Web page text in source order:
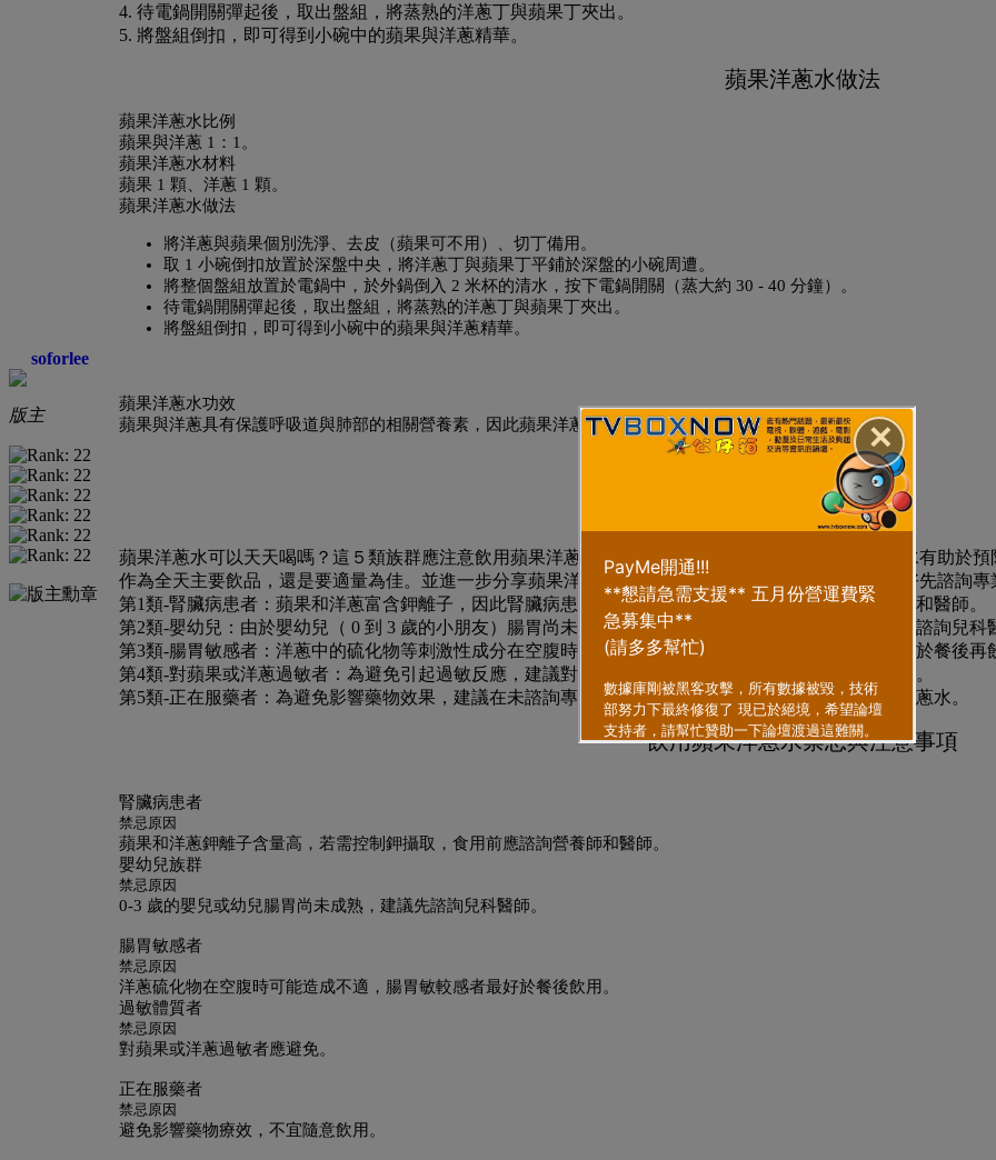
✕
soforlee
版主
4. 待電鍋開關彈起後，取出盤組，將蒸熟的洋蔥丁與蘋果丁夾出。
5. 將盤組倒扣，即可得到小碗中的蘋果與洋蔥精華。
蘋果洋蔥水做法
蘋果洋蔥水比例
蘋果與洋蔥 1：1。
蘋果洋蔥水材料
蘋果 1 顆、洋蔥 1 顆。
蘋果洋蔥水做法
將洋蔥與蘋果個別洗淨、去皮（蘋果可不用）、切丁備用。
取 1 小碗倒扣放置於深盤中央，將洋蔥丁與蘋果丁平鋪於深盤的小碗周遭。
將整個盤組放置於電鍋中，於外鍋倒入 2 米杯的清水，按下電鍋開關（蒸大約 30 - 40 分鐘）。
待電鍋開關彈起後，取出盤組，將蒸熟的洋蔥丁與蘋果丁夾出。
將盤組倒扣，即可得到小碗中的蘋果與洋蔥精華。
蘋果洋蔥水功效
蘋果與洋蔥具有保護呼吸道與肺部的相關營養素，因此蘋果洋蔥水有幫助預防與緩解感冒症狀的效果。
蘋果洋蔥水可以天天喝嗎？這５類族群應注意飲用蘋果洋蔥水禁忌 不過，胡淑如指出，雖然蘋果洋蔥水有助於
作為全天主要飲品，還是要適量為佳。並進一步分享蘋果洋蔥水的禁忌，呼籲有下列情況的 5 類人最好先諮詢
第1類-腎臟病患者： 蘋果和洋蔥富含鉀離子，因此腎臟病患者若需控制鉀攝取，在食用前應諮詢營養師和醫師。
第2類-嬰幼兒： 由於嬰幼兒（ 0 到 3 歲的小朋友）腸胃尚未成熟，如考慮給予飲用蘋果洋蔥水，建議先諮詢兒科
第3類-腸胃敏感者： 洋蔥中的硫化物等刺激性成分在空腹時可能造成腸胃不適，因此腸胃敏較感者最好於餐後
第4類-對蘋果或洋蔥過敏者： 為避免引起過敏反應，建議對蘋果或洋蔥過敏者，應避免飲用蘋果洋蔥水。
第5類-正在服藥者： 為避免影響藥物效果，建議在未諮詢專業醫師、藥師或營養師下，不宜飲用蘋果洋蔥水。
飲用蘋果洋蔥水禁忌與注意事項
腎臟病患者
禁忌原因
蘋果和洋蔥鉀離子含量高，若需控制鉀攝取，食用前應諮詢營養師和醫師。
嬰幼兒族群
禁忌原因
0-3 歲的嬰兒或幼兒腸胃尚未成熟，建議先諮詢兒科醫師。
腸胃敏感者
禁忌原因
洋蔥硫化物在空腹時可能造成不適，腸胃敏較感者最好於餐後飲用。
過敏體質者
禁忌原因
對蘋果或洋蔥過敏者應避免。
正在服藥者
禁忌原因
避免影響藥物療效，不宜隨意飲用。